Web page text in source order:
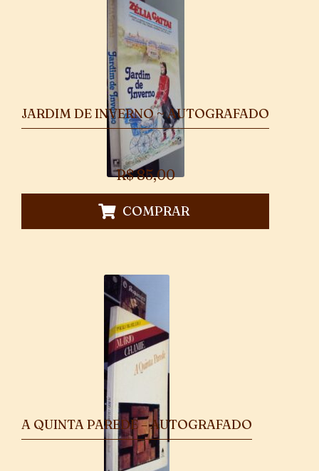
JARDIM DE INVERNO ~ AUTOGRAFADO
R$85,00
COMPRAR
A QUINTA PAREDE – AUTOGRAFADO